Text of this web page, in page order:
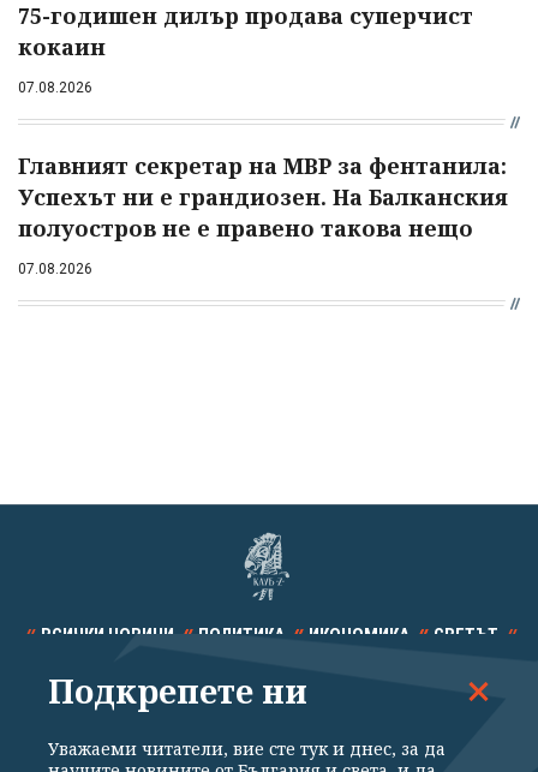
75-годишен дилър продава суперчист
кокаин
07.08.2026
Главният секретар на МВР за фентанила:
Успехът ни е грандиозен. На Балканския
полуостров не е правено такова нещо
07.08.2026
ВСИЧКИ НОВИНИ ПОЛИТИКА ИКОНОМИКА СВЕТЪТ
СПОРТ КУЛТУРА ТЕХНОЛОГИИ КАЛЕЙДОСКОП
Подкрепете ни
Уважаеми читатели, вие сте тук и днес, за да